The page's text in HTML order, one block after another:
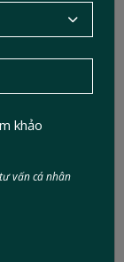
khảo
vấn cá nhân